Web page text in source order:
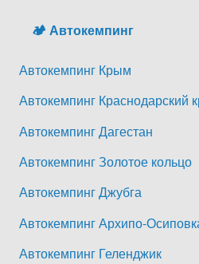
🏕️ Автокемпинг
Автокемпинг Крым
Автокемпинг Краснодарский
Автокемпинг Дагестан
Автокемпинг Золотое кольцо
Автокемпинг Джубга
Автокемпинг Архипо-
Автокемпинг Геленджик